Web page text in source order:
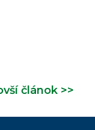
článok >>